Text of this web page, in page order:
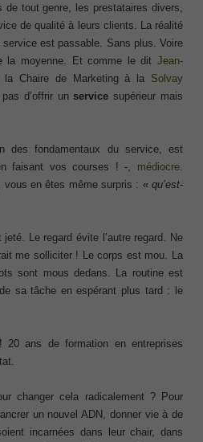
tout genre, les prestataires divers,
de qualité à leurs clients. La réalité
est passable. Sans plus. Voire
la moyenne. Et comme le dit Jean-
la Chaire de Marketing à la Solvay
d’offrir unservice supérieur mais
des fondamentaux du service, est
faisant vos courses ! -, médiocre
en êtes même surpris : « qu’est-
Le regard évite l’autre regard. Ne
me solliciter ! Le corps est mou. La
sont mous dedans. La routine est
sa tâche en espérant plus tard : le
20 ans de formation en entreprises
changer cela radicalement ? Pour
ancrer un nouvel ADN, donner vie à de
incarnées dans leur chair, dans